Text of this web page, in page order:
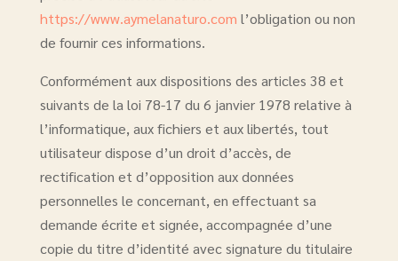
https://www.aymelanaturo.com l’obligation ou non
de fournir ces informations.
Conformément aux dispositions des articles 38 et
suivants de la loi 78-17 du 6 janvier 1978 relative à
l’informatique, aux fichiers et aux libertés, tout
utilisateur dispose d’un droit d’accès, de
rectification et d’opposition aux données
personnelles le concernant, en effectuant sa
demande écrite et signée, accompagnée d’une
copie du titre d’identité avec signature du titulaire